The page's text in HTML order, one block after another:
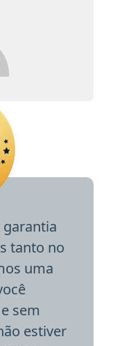
garantia
tanto no
uma
sem
estiver